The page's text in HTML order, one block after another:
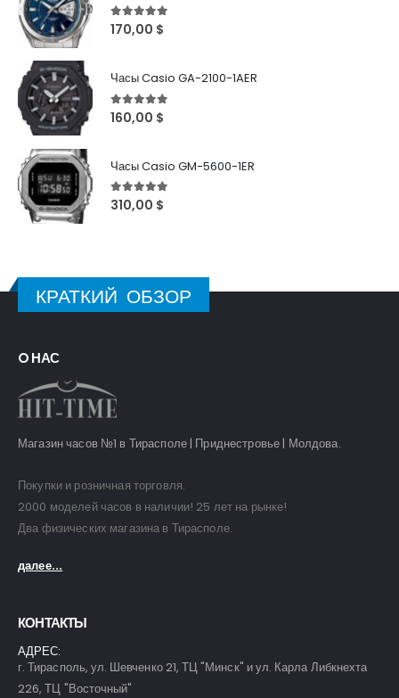
5out of 5
170,00 $
Часы Casio GA-2100-1AER
5out of 5
160,00 $
Часы Casio GM-5600-1ER
5out of 5
310,00 $
КРАТКИЙ ОБЗОР
O НАС
Магазин часов №1 в Тирасполе | Приднестровье | Молдова.
Покупки и розничная торговля.
2000 моделей часов в наличии! 25 лет на рынке!
Два физических магазина в Тирасполе.
далее...
КОНТАКТЫ
АДРЕС:
г. Тирасполь, ул. Шевченко 21, ТЦ "Минск" и ул. Карла Либкнехта
226, ТЦ "Восточный"